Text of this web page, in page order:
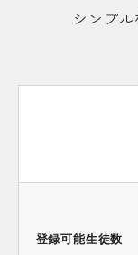
シンプ
登録可能生徒数